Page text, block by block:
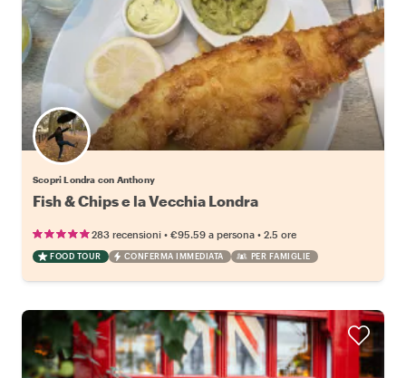
Scopri Londra con Anthony
Fish & Chips e la Vecchia Londra
283 recensioni • €95.59 a persona • 2.5 ore
FOOD TOUR CONFERMA IMMEDIATA PER FAMIGLIE